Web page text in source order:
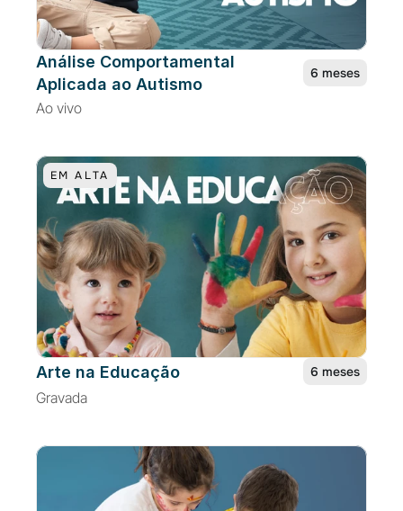
Análise Comportamental
Aplicada ao Autismo
6 meses
Ao vivo
EM ALTA
Arte na Educação 6 meses
Gravada